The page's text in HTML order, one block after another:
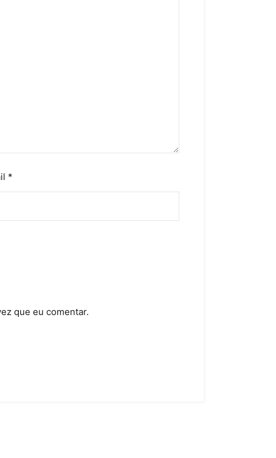
*
que eu comentar.